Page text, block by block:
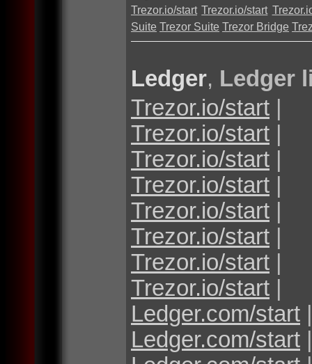
Trezor.io/start Trezor.io/start
Suite Trezor Suite Trezor Bridge
Ledger, Ledger
Trezor.io/start |
Trezor.io/start |
Trezor.io/start |
Trezor.io/start |
Trezor.io/start |
Trezor.io/start |
Trezor.io/start |
Trezor.io/start |
Ledger.com/start |
Ledger.com/start |